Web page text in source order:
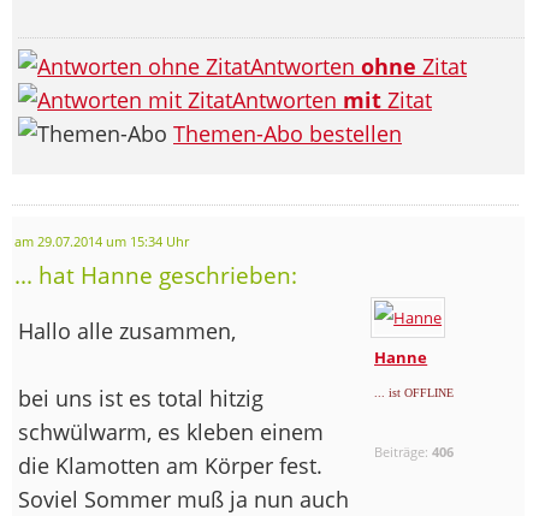
Antworten ohne Zitat
Antworten mit Zitat
Themen-Abo bestellen
am 29.07.2014 um 15:34 Uhr
... hat Hanne geschrieben:
Hanne
... ist OFFLINE
Beiträge:406
Hallo alle zusammen,
bei uns ist es total hitzig
schwülwarm, es kleben einem
die Klamotten am Körper fest.
Soviel Sommer muß ja nun auch